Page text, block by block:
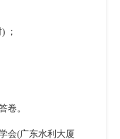
；
卷。
会(广东水利大厦